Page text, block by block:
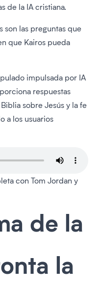
de la IA cristiana.
son las preguntas que
que Kairos pueda
impulsada por IA
respuestas
sobre Jesús y la fe
a los usuarios
con Tom Jordan y
de la
la